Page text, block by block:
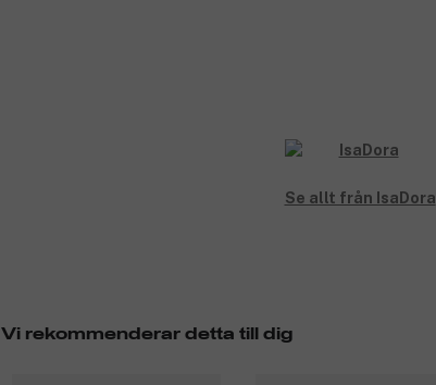
Se allt från IsaDora
Vi rekommenderar detta till dig